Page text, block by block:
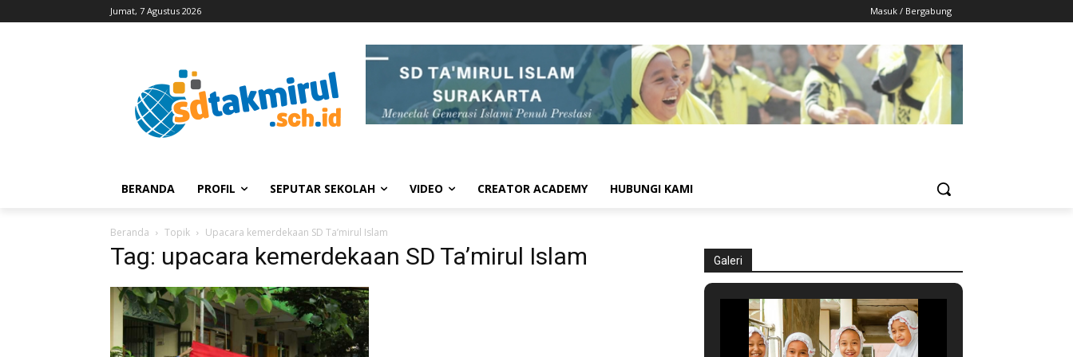
Jumat, 7 Agustus 2026 Masuk / Bergabung
BERANDA PROFIL SEPUTAR SEKOLAH VIDEO CREATOR ACADEMY HUBUNGI KAMI
Beranda Topik Upacara kemerdekaan SD Ta’mirul Islam
Tag: upacara kemerdekaan SD Ta’mirul Islam Galeri